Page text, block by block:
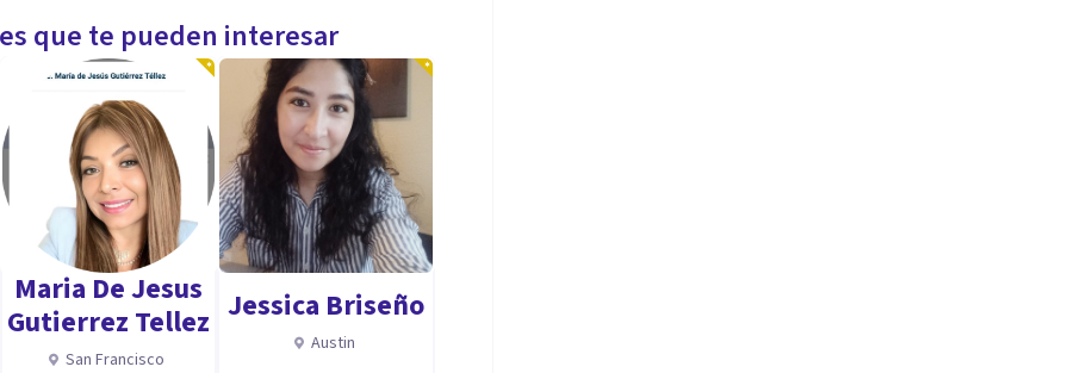
terapias psicológicas basadas en la evidencia,
Terapia de Aceptación y Compromiso (ACT), la
Conductual (DBT). Integro también enfoques
relacional, emocional y contextual. Mi práctica
la regulación emocional, el trabajo con trauma
de relaciones auténticas y transformadoras.
pareja y familiar, y en el uso de la relación
que te pueden interesar
Maria De Jesus
Gutierrez Tellez
San Francisco
Jessica Briseño
Austin